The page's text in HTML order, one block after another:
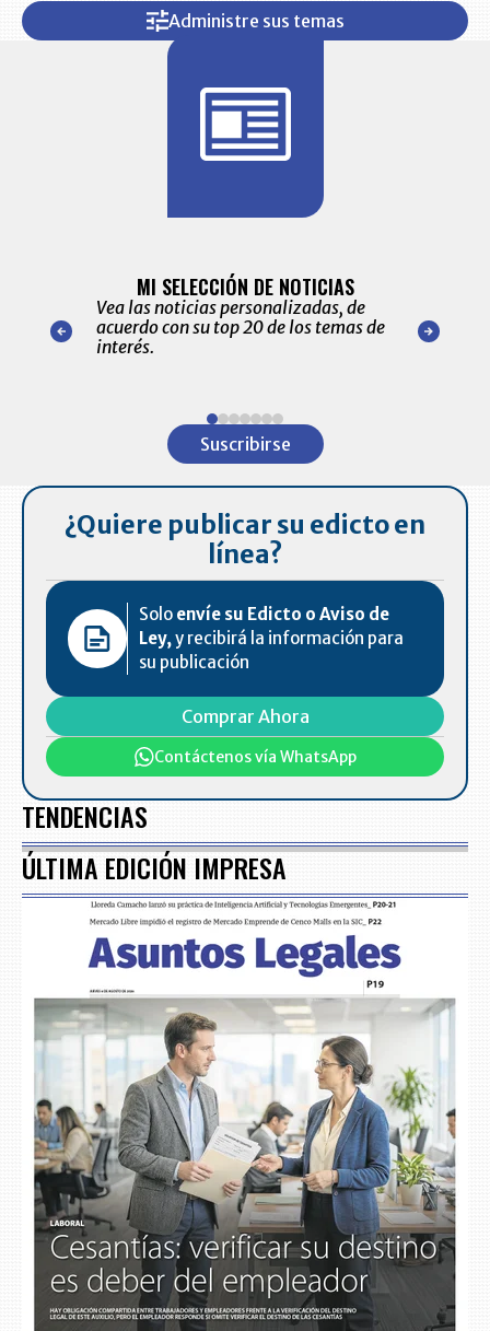
Administre sus temas
nuestro
para
MI SELECCIÓN DE NOTICIAS
Vea las noticias personalizadas, de
acuerdo con su top 20 de los temas de
interés.
de las
Suscribirse
¿Quiere publicar su edicto en
línea?
Solo envíe su Edicto o Aviso de
Ley,y recibirá la información para
su publicación
Comprar Ahora
Contáctenos vía WhatsApp
TENDENCIAS
ÚLTIMA EDICIÓN IMPRESA